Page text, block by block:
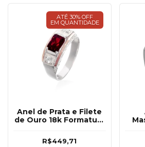
ATÉ 30% OFF
EM QUANTIDADE
Anel de Prata e Filete
de Ouro 18k Formatura
Masculino
R$449,71